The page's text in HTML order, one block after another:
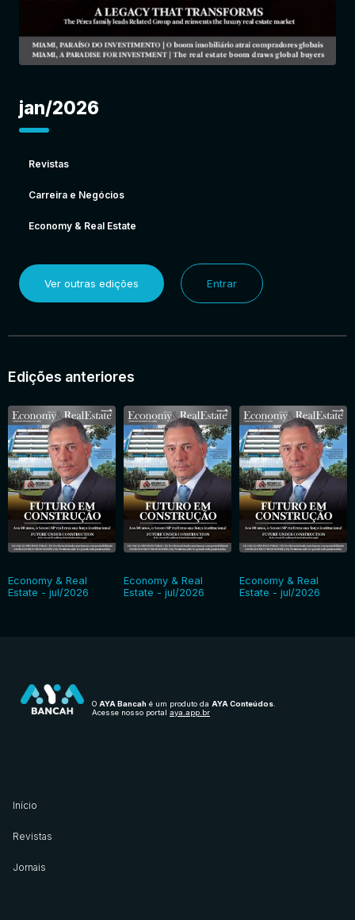
jan/2026
Revistas
Carreira e Negócios
Economy & Real Estate
Ver outras edições Entrar
Edições anteriores
Economy & Real
Estate - jul/2026
Economy & Real
Estate - jul/2026
Economy & Real
Estate - jul/2026
O AYA Bancah é um produto da AYA Conteúdos
Acesse nosso portal aya.app.br
Início
Revistas
Jornais